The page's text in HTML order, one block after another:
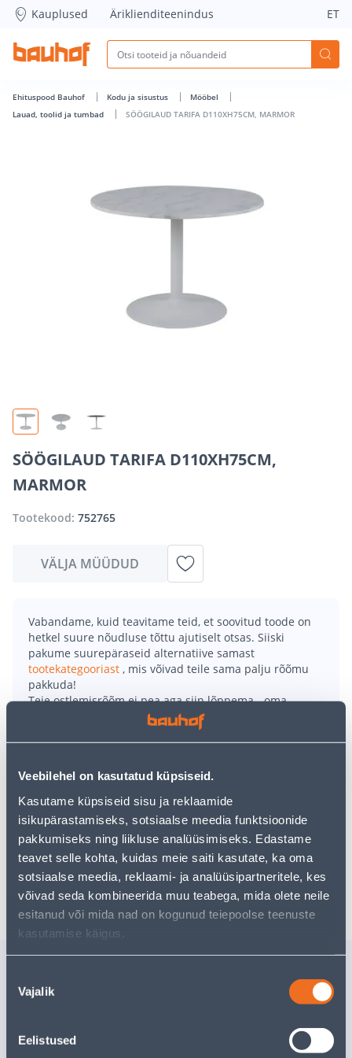
Veebilehel on kasutatud küpsiseid.
Kasutame küpsiseid sisu ja reklaamide
isikupärastamiseks, sotsiaalse meedia funktsioonide
pakkumiseks ning liikluse analüüsimiseks. Edastame
teavet selle kohta, kuidas meie saiti kasutate, ka oma
sotsiaalse meedia, reklaami- ja analüüsipartneritele, kes
võivad seda kombineerida muu teabega, mida olete neile
esitanud või mida nad on kogunud teiepoolse teenuste
kasutamise käigus.
valik
Vajalik
Eelistused
SÖÖGILAUD TARIFA D110XH75CM, MARMOR - Bauhof has
Kauplused Äriklienditeenindus ET
Ehituspood Bauhof Kodu ja sisustus
Mööbel
Lauad, toolid ja tumbad
SÖÖGILAUD TARIFA D110XH75CM, MARMOR
SÖÖGILAUD TARIFA D110XH75CM,
MARMOR
Tootekood: 752765
VÄLJA MÜÜDUD
Vabandame, kuid teavitame teid, et soovitud toode on
hetkel suure nõudluse tõttu ajutiselt otsas. Siiski
pakume suurepäraseid alternatiive samast
tootekategooriast , mis võivad teile sama palju rõõmu
pakkuda!
Teie ostlemisrõõm ei pea aga siin lõppema - oma
uurimistööd saate jätkata, naastes
kasutades meie võimsat otsingufunktsiooni, et leida
veelgi meelepärasemad valikuid. Head ostlemist!
• 14-päevane tagastusõigus.
• HANKIJA LAOST TELLITAV TOODE
Tarne pole võimalik
Tarne pole